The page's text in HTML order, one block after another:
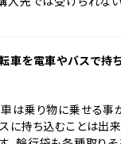
車を電車やバスで持
は乗り物に乗せる事
に持ち込むことは出